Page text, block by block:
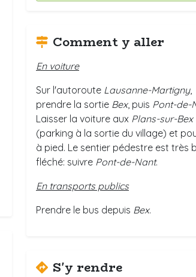
Comment y aller
En voiture
Sur l'autoroute Lausanne-Martigny,
prendre la sortie Bex, puis Pont-de-
Laisser la voiture aux Plans-sur-Bex
(parking à la sortie du village) et
à pied. Le sentier pédestre est très
fléché: suivre Pont-de-Nant.
En transports publics
Prendre le bus depuis Bex.
S'y rendre